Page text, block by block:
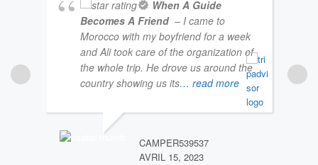
When A Guide
Becomes A Friend – I came to
Morocco with my boyfriend for a week
and Ali took care of the organization of
the whole trip. He drove us around the
country showing us its… read more
CAMPER539537
AVRIL 15, 2023